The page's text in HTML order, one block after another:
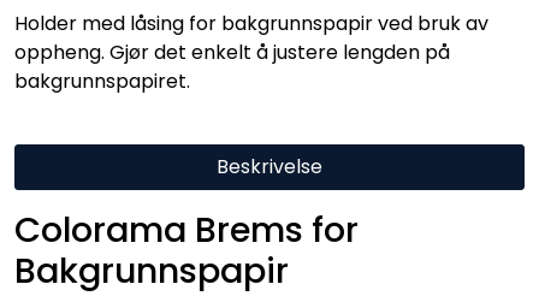
Holder med låsing for bakgrunnspapir ved bruk av
oppheng. Gjør det enkelt å justere lengden på
bakgrunnspapiret.
Beskrivelse
Colorama Brems for
Bakgrunnspapir